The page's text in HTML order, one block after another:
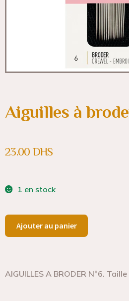
Aiguilles à
23.00 DHS
1 en stock
Ajouter au panier
AIGUILLES A BRODER N°6. Taille